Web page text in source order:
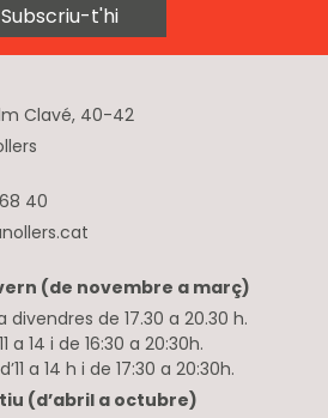
Subscriu-t'hi
Clavé, 40-42
40
(de novembre a març)
divendres de 17.30 a 20.30 h.
a 14 i de 16:30 a 20:30h.
a 14 h i de 17:30 a 20:30h.
(d’abril a octubre)